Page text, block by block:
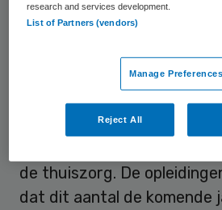
Scholing
Om de tekorten te
verschillende trajecten
hbo-verpleegkundigen die
de thuiszorg. De
dat dit aantal de komende
research and services development.
List of Partners (vendors)
Manage Preferences
Reject All